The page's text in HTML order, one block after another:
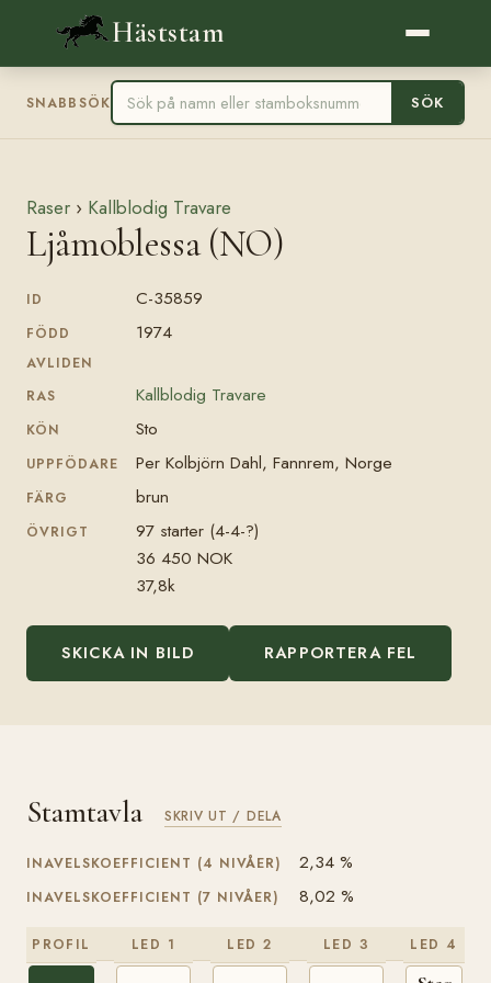
Häststam
SNABBSÖK SÖK
Raser › Kallblodig Travare
Ljåmoblessa (NO)
ID C-35859
FÖDD 1974
AVLIDEN
RAS
Kallblodig Travare
KÖN Sto
UPPFÖDARE Per Kolbjörn Dahl, Fannrem, Norge
FÄRG brun
ÖVRIGT
97 starter (4-4-?)
36 450 NOK
37,8k
SKICKA IN BILD RAPPORTERA FEL
Stamtavla SKRIV UT / DELA
INAVELSKOEFFICIENT (4 NIVÅER) 2,34 %
INAVELSKOEFFICIENT (7 NIVÅER) 8,02 %
PROFIL LED 1 LED 2 LED 3 LED 4